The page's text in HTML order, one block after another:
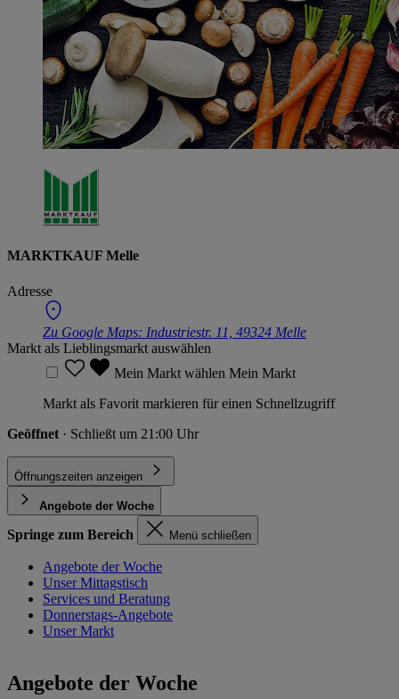
MARKTKAUF Melle
Adresse
Zu Google Maps: Industriestr. 11, 49324 Melle
Markt als Lieblingsmarkt auswählen
Mein Markt wählen Mein Markt
Markt als Favorit markieren für einen Schnellzugriff
Geöffnet · Schließt um 21:00 Uhr
Öffnungszeiten anzeigen
Angebote der Woche
Springe zum Bereich Menü schließen
Angebote der Woche
Unser Mittagstisch
Services und Beratung
Donnerstags-Angebote
Unser Markt
Angebote der Woche